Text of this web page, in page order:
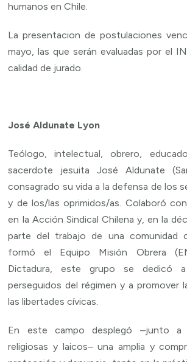
humanos en Chile.
La presentacion de postulaciones
mayo, las que serán evaluadas por el
calidad de jurado.
José Aldunate Lyon
Teólogo, intelectual, obrero,
sacerdote jesuita José Aldunate
consagrado su vida a la defensa de los
y de los/las oprimidos/as. Colaboró
en la Acción Sindical Chilena y, en la
parte del trabajo de una comunidad
formó el Equipo Misión Obrera
Dictadura, este grupo se dedicó
perseguidos del régimen y a promover
las libertades cívicas.
En este campo desplegó –junto a
religiosas y laicos– una amplia y